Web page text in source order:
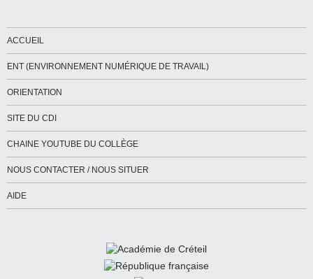
ACCUEIL
ENT (ENVIRONNEMENT NUMÉRIQUE DE TRAVAIL)
ORIENTATION
SITE DU CDI
CHAINE YOUTUBE DU COLLÈGE
NOUS CONTACTER / NOUS SITUER
AIDE